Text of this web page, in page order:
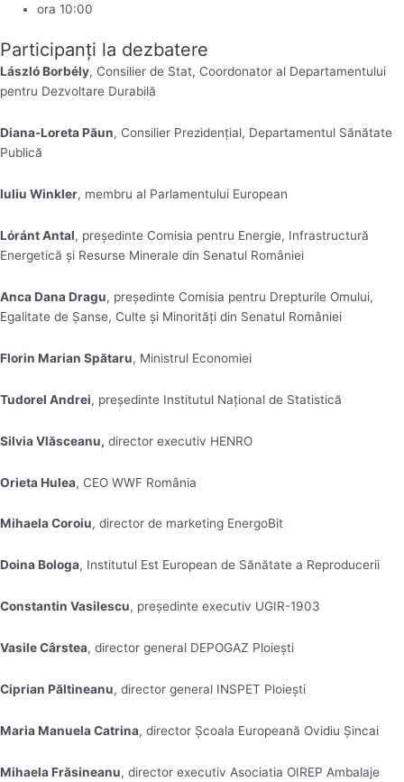
ora 10:00
Participanți la dezbatere
László Borbély, Consilier de Stat, Coordonator al Departamentului
pentru Dezvoltare Durabilă
Diana-Loreta Păun, Consilier Prezidențial, Departamentul Sănătate
Publică
Iuliu Winkler, membru al Parlamentului European
Lóránt Antal, președinte Comisia pentru Energie, Infrastructură
Energetică și Resurse Minerale din Senatul României
Anca Dana Dragu, președinte Comisia pentru Drepturile Omului,
Egalitate de Șanse, Culte şi Minorităţi din Senatul României
Florin Marian Spătaru, Ministrul Economiei
Tudorel Andrei, președinte Institutul Național de Statistică
Silvia Vlăsceanu, director executiv HENRO
Orieta Hulea, CEO WWF România
Mihaela Coroiu, director de marketing EnergoBit
Doina Bologa, Institutul Est European de Sănătate a Reproducerii
Constantin Vasilescu, președinte executiv UGIR-1903
Vasile Cârstea, director general DEPOGAZ Ploiești
Ciprian Păltineanu, director general INSPET Ploiești
Maria Manuela Catrina, director Școala Europeană Ovidiu Șincai
Mihaela Frăsineanu, director executiv Asociatia OIREP Ambalaje